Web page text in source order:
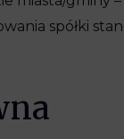
spółki